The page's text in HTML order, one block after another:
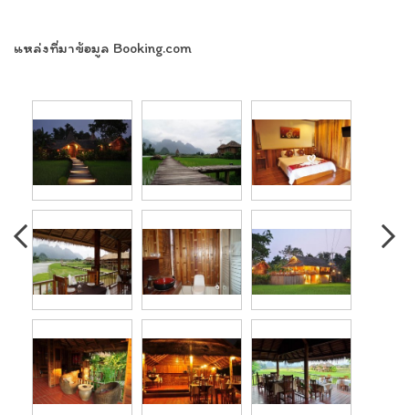
แหล่งที่มาข้อมูล Booking.com